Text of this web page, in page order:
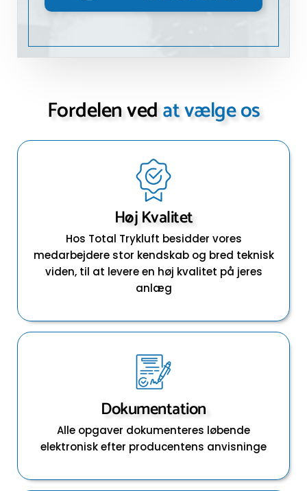
Fordelen vedat vælge os
Høj Kvalitet
Hos Total Trykluft besidder vores
medarbejdere stor kendskab og bred teknisk
viden, til at levere en høj kvalitet på jeres
anlæg
Dokumentation
Alle opgaver dokumenteres løbende
elektronisk efter producentens anvisninge